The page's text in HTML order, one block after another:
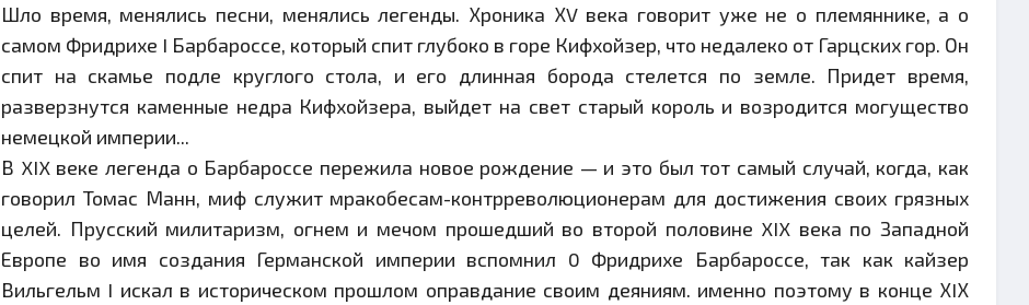
Шло время, менялись песни, менялись легенды. Хроника ХV века говорит уже не о племяннике, а о
самом Фридрихе I Барбароссе, который спит глубоко в горе Кифхойзер, что недалеко от Гарцских гор. Он
спит на скамье подле круглого стола, и его длинная борода стелется по земле. Придет время,
разверзнутся каменные недра Кифхойзера, выйдет на свет старый король и возродится могущество
немецкой империи...
В XIX веке легенда о Барбароссе пережила новое рождение — и это был тот самый случай, когда, как
говорил Томас Манн, миф служит мракобесам-контрреволюционерам для достижения своих грязных
целей. Прусский милитаризм, огнем и мечом прошедший во второй половине XIX века по Западной
Европе во имя создания Германской империи вспомнил 0 Фридрихе Барбароссе, так как кайзер
Вильгельм I искал в историческом прошлом оправдание своим деяниям. именно поэтому в конце ХIХ